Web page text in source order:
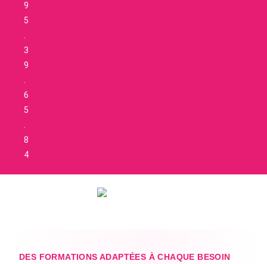
9
5
3
9
6
5
8
4
DES FORMATIONS ADAPTÉES À CHAQUE BESOIN